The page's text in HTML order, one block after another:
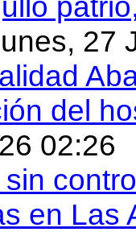
27
del
02:26
en Las